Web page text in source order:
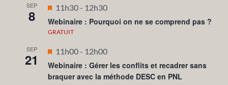
SEP
8
Mis
en
avant
11h30- 12h30
Webinaire : Pourquoi on ne se comprend pas ?
GRATUIT
SEP
21
Mis
en
avant
11h00- 12h00
Webinaire : Gérer les conflits et recadrer sans
braquer avec la méthode DESC en PNL